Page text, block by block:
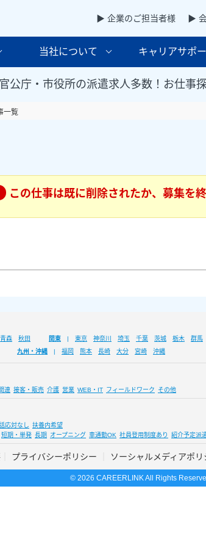
▶ 企業のご担当者様 ▶
当社について キャリアサポ
官公庁・市役所の派遣求人多数！お仕事
一覧
この仕事は既に削除されたか、募集を終
青森 秋田 関東 東京 神奈川 埼玉 千葉 茨城 栃木 群馬
九州・沖縄 福岡 熊本 長崎 大分 宮崎 沖縄
連 接客・販売 介護 営業 WEB・IT フィールドワーク その他
応対なし 扶養内希望
短期・単発 長期 オープニング 車通勤OK 社員登用制度あり 紹介予定派
プライバシーポリシー ソーシャルメディアポリ
© 2026 CAREERLINK All Rights